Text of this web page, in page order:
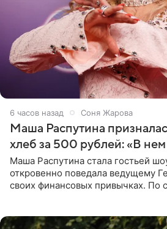
6 часов назад Соня Жарова
Маша Распутина
хлеб за 500 рублей: «В
Маша Распутина стала гостьей
откровенно поведала ведущему
своих финансовых привычках. По